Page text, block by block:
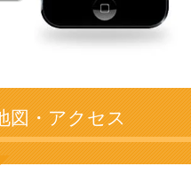
図・アクセス